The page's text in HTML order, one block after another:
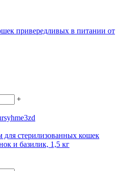
привередливых в питании от
+
стерилизованных кошек
и базилик, 1,5 кг